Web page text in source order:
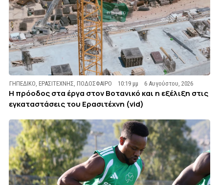
ΓΗΠΕΔΙΚΟ,ΕΡΑΣΙΤΕΧΝΗΣ,ΠΟΔΟΣΦΑΙΡΟ 10:19 μμ 6 Αυγούστου, 2026
Η πρόοδος στα έργα στον Βοτανικό και η εξέλιξη στις
εγκαταστάσεις του Ερασιτέχνη (vid)